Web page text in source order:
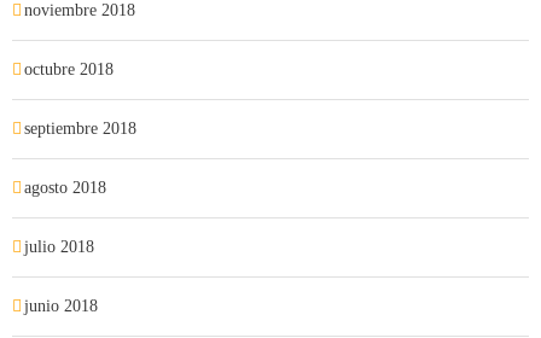
noviembre 2018
octubre 2018
septiembre 2018
agosto 2018
julio 2018
junio 2018